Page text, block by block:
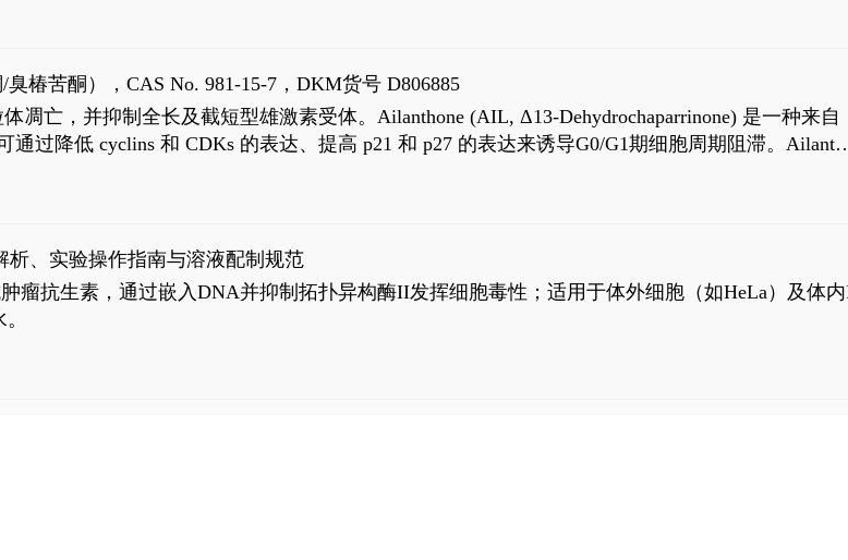
椿苦酮），CAS No. 981-15-7，DKM货号 D806885
凋亡，并抑制全长及截短型雄激素受体。Ailanthone (AIL, Δ13-Dehydrochaparrinone) 是一种来自
通过降低 cyclins 和 CDKs 的表达、提高 p21 和 p27 的表达来诱导G0/G1期细胞周期阻滞。
接变体(AR-Vs, AR1-651)的抑制剂，对应的IC50值分别为69 nM和309 nM。
析、实验操作指南与溶液配制规范
瘤抗生素，通过嵌入DNA并抑制拓扑异构酶II发挥细胞毒性；适用于体外细胞（如HeLa）及体内